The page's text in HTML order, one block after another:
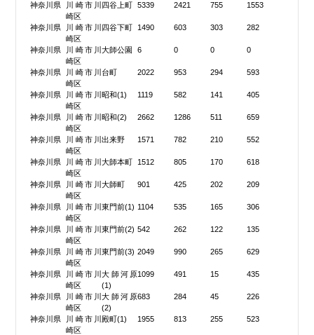
神奈川県
川崎市川
崎区
四谷上町 5339 2421 755 1553
神奈川県
川崎市川
崎区
四谷下町 1490 603 303 282
神奈川県
川崎市川
崎区
大師公園 6 0 0 0
神奈川県
川崎市川
崎区
台町 2022 953 294 593
神奈川県
川崎市川
崎区
昭和(1) 1119 582 141 405
神奈川県
川崎市川
崎区
昭和(2) 2662 1286 511 659
神奈川県
川崎市川
崎区
出来野 1571 782 210 552
神奈川県
川崎市川
崎区
大師本町 1512 805 170 618
神奈川県
川崎市川
崎区
大師町 901 425 202 209
神奈川県
川崎市川
崎区
東門前(1) 1104 535 165 306
神奈川県
川崎市川
崎区
東門前(2) 542 262 122 135
神奈川県
川崎市川
崎区
東門前(3) 2049 990 265 629
神奈川県
川崎市川
崎区
大師河原
(1)
1099 491 15 435
神奈川県
川崎市川
崎区
大師河原
(2)
683 284 45 226
神奈川県
川崎市川
崎区
殿町(1) 1955 813 255 523